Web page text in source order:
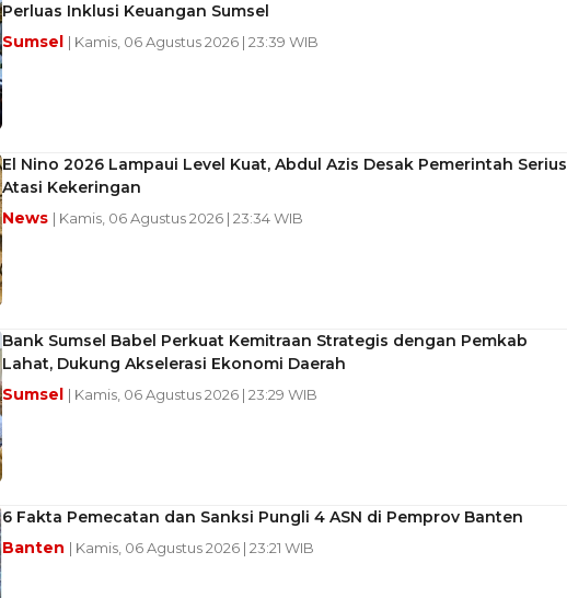
Perluas Inklusi Keuangan Sumsel
Sumsel | Kamis, 06 Agustus 2026 | 23:39 WIB
El Nino 2026 Lampaui Level Kuat, Abdul Azis Desak Pemerintah Serius
Atasi Kekeringan
News | Kamis, 06 Agustus 2026 | 23:34 WIB
Bank Sumsel Babel Perkuat Kemitraan Strategis dengan Pemkab
Lahat, Dukung Akselerasi Ekonomi Daerah
Sumsel | Kamis, 06 Agustus 2026 | 23:29 WIB
6 Fakta Pemecatan dan Sanksi Pungli 4 ASN di Pemprov Banten
Banten | Kamis, 06 Agustus 2026 | 23:21 WIB